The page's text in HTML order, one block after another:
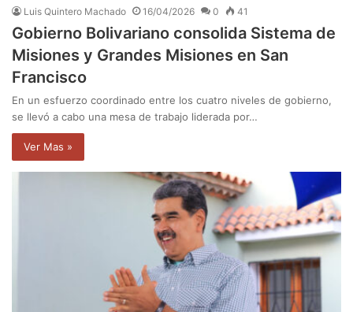
Luis Quintero Machado 16/04/2026 0 41
Gobierno Bolivariano consolida Sistema de
Misiones y Grandes Misiones en San
Francisco
En un esfuerzo coordinado entre los cuatro niveles de gobierno,
se llevó a cabo una mesa de trabajo liderada por…
Ver Mas »